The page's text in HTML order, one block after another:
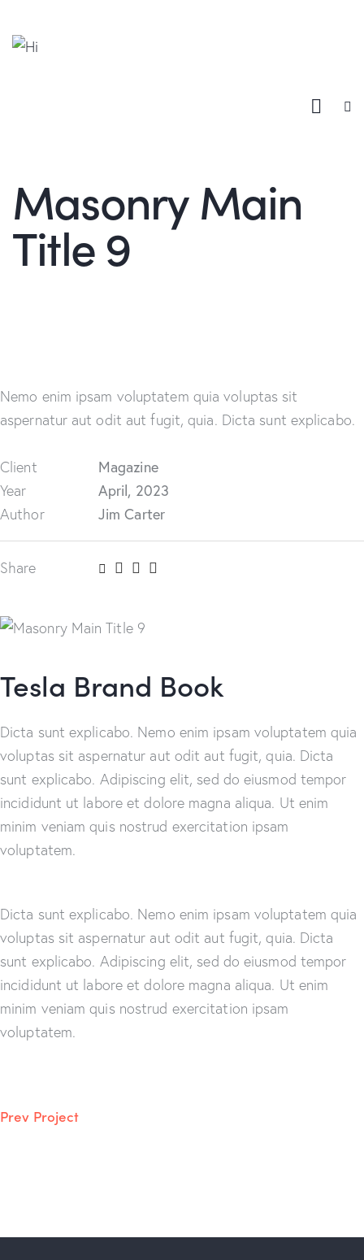
Masonry Main
Title 9
Nemo enim ipsam voluptatem quia voluptas sit
aspernatur aut odit aut fugit, quia. Dicta sunt explicabo.
Client
Magazine
Year
April, 2023
Author
Jim Carter
Share
Tesla Brand Book
Dicta sunt explicabo. Nemo enim ipsam voluptatem quia
voluptas sit aspernatur aut odit aut fugit, quia. Dicta
sunt explicabo. Adipiscing elit, sed do eiusmod tempor
incididunt ut labore et dolore magna aliqua. Ut enim
minim veniam quis nostrud exercitation ipsam
voluptatem.
Dicta sunt explicabo. Nemo enim ipsam voluptatem quia
voluptas sit aspernatur aut odit aut fugit, quia. Dicta
sunt explicabo. Adipiscing elit, sed do eiusmod tempor
incididunt ut labore et dolore magna aliqua. Ut enim
minim veniam quis nostrud exercitation ipsam
voluptatem.
Prev Project